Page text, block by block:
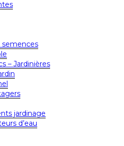
semences
– Jardinières
jardinage
d’eau